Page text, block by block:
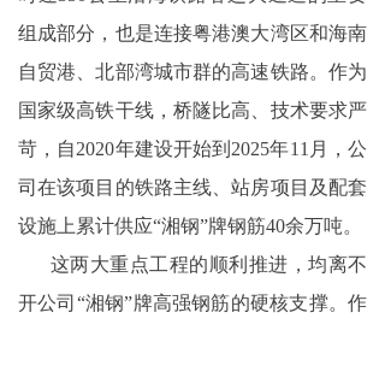
组成部分，也是连接粤港澳大湾区和海南
自贸港、北部湾城市群的高速铁路。作为
国家级高铁干线，桥隧比高、技术要求严
苛，自2020年建设开始到2025年11月，公
司在该项目的铁路主线、站房项目及配套
设施上累计供应“湘钢”牌钢筋40余万吨。
这两大重点工程的顺利推进，均离不
开公司“湘钢”牌高强钢筋的硬核支撑。作